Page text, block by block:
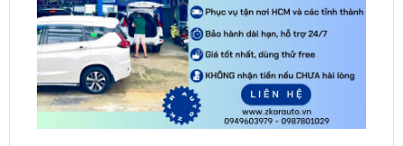
ZKar Autocông ty chuyên cung cấp đồ chơi